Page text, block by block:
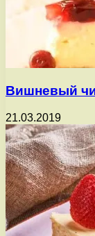
Вишневый
21.03.2019